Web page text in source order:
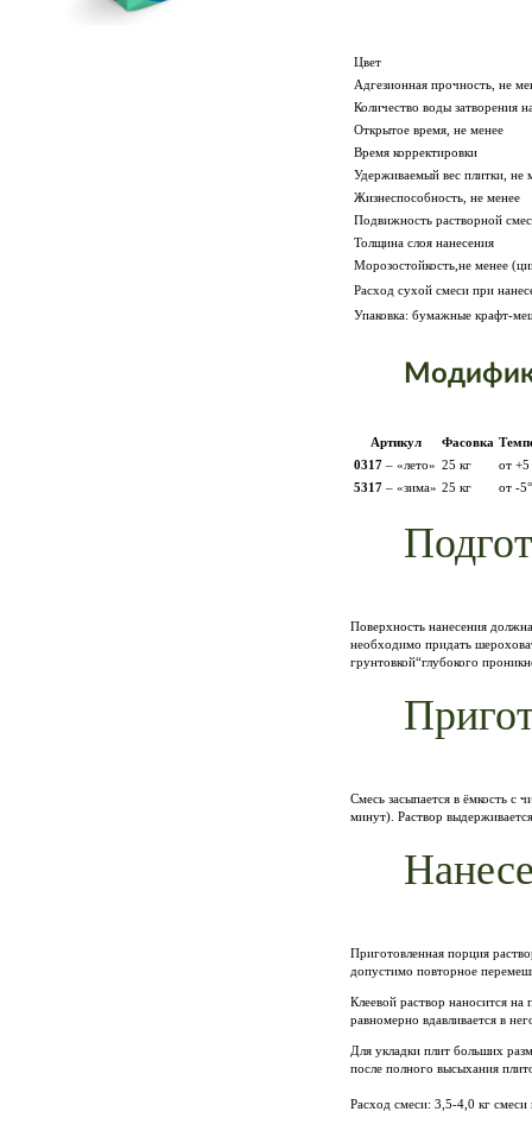
Цвет
Адгезионная прочность, не
Количество воды затворения
Открытое время, не менее
Время корректировки
Удерживаемый вес плитки, не
Жизнеспособность, не менее
Подвижность растворной
Толщина слоя нанесения
Морозостойкость,не менее
Расход сухой смеси при
Упаковка: бумажные крафт-
Артикул Фасовка
0317 – «лето» 25 кг
от
5317 – «зима» 25 кг от -
Поверхность нанесения
необходимо придать
грунтовкой“глубокого
Смесь засыпается в ёмкость
минут). Раствор
Приготовленная порция
допустимо повторное
Клеевой раствор наносится
равномерно вдавливается в
Для укладки плит больших
после полного высыхания
Расход смеси: 3,5-4,0 кг смеси